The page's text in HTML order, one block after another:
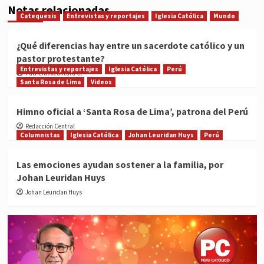
Notas relacionadas
Catequesis Entrevistas y reportajes Iglesia Católica Mundo
¿Qué diferencias hay entre un sacerdote católico y un
pastor protestante?
Patricia Alcántara C.
Entrevistas y reportajes Iglesia Católica
Perú
Santa Rosa de Lima
Videos
Himno oficial a ‘Santa Rosa de Lima’, patrona del Perú
Redacción Central
Columnistas
Iglesia Católica Johan Leuridan Huys Perú
Las emociones ayudan sostener a la familia, por
Johan Leuridan Huys
Johan Leuridan Huys